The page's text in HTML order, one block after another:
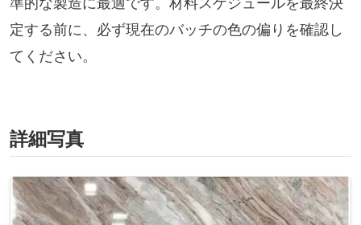
定する前に、必ず現在のバッチの色の偏りを確認し
てください。
詳細写真